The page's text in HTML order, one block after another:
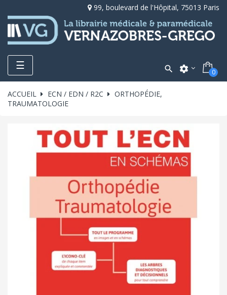
99, boulevard de l'Hôpital, 75013 Paris
Toggle
navigation
☰  settings 0
ACCUEIL ECN / EDN / R2C
ORTHOPÉDIE,
TRAUMATOLOGIE